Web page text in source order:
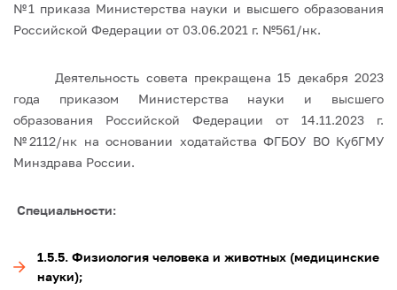
№1 приказа Министерства науки и высшего образования
Российской Федерации от 03.06.2021 г. №561/нк.
Деятельность совета прекращена 15 декабря 2023
года приказом Министерства науки и высшего
образования Российской Федерации от 14.11.2023 г.
№2112/нк на основании ходатайства ФГБОУ ВО КубГМУ
Минздрава России.
Специальности:
1.5.5. Физиология человека и животных (медицинские
науки);